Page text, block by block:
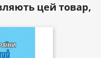
цей товар,